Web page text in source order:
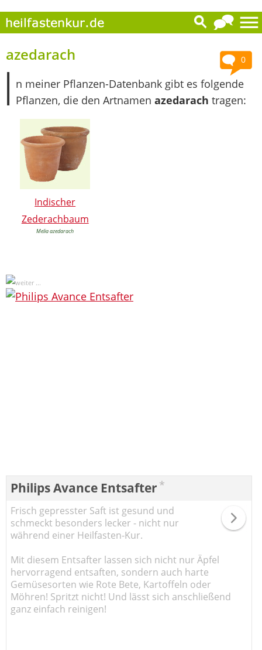
0
azedarach
I n meiner Pflanzen-Datenbank gibt es folgende
Pflanzen, die den Artnamen azedarach tragen:
Indischer
Zederachbaum
Melia azedarach
Philips Avance Entsafter *
Frisch gepresster Saft ist gesund und
schmeckt besonders lecker - nicht nur
während einer Heilfasten-Kur.
Mit diesem Entsafter lassen sich nicht nur Äpfel
hervorragend entsaften, sondern auch harte
Gemüsesorten wie Rote Bete, Kartoffeln oder
Möhren! Spritzt nicht! Und lässt sich anschließend
ganz einfach reinigen!